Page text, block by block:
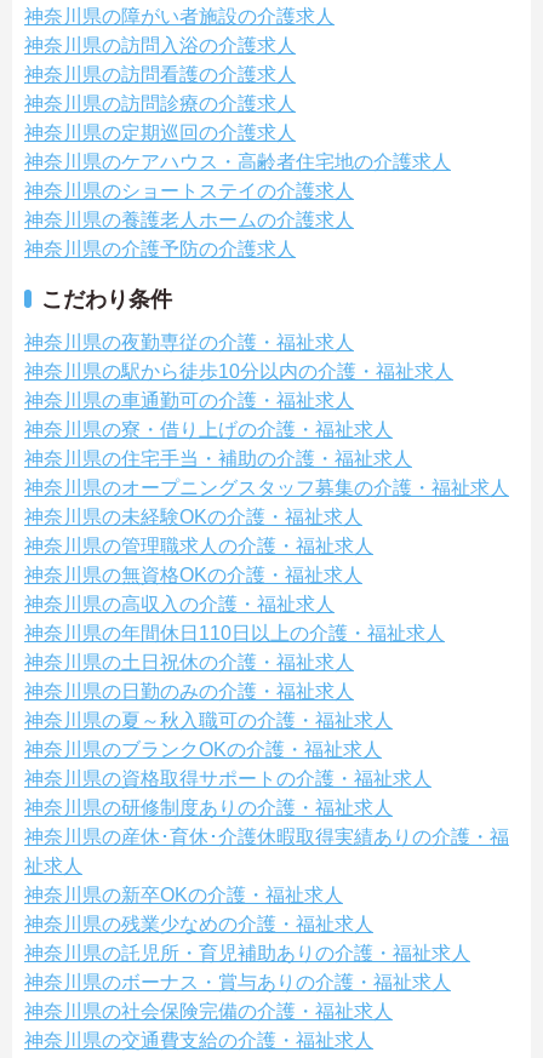
神奈川県の障がい者施設の介護求人
神奈川県の訪問入浴の介護求人
神奈川県の訪問看護の介護求人
神奈川県の訪問診療の介護求人
神奈川県の定期巡回の介護求人
神奈川県のケアハウス・高齢者住宅地の介護求人
神奈川県のショートステイの介護求人
神奈川県の養護老人ホームの介護求人
神奈川県の介護予防の介護求人
こだわり条件
神奈川県の夜勤専従の介護・福祉求人
神奈川県の駅から徒歩10分以内の介護・福祉求人
神奈川県の車通勤可の介護・福祉求人
神奈川県の寮・借り上げの介護・福祉求人
神奈川県の住宅手当・補助の介護・福祉求人
神奈川県のオープニングスタッフ募集の介護・福祉求人
神奈川県の未経験OKの介護・福祉求人
神奈川県の管理職求人の介護・福祉求人
神奈川県の無資格OKの介護・福祉求人
神奈川県の高収入の介護・福祉求人
神奈川県の年間休日110日以上の介護・福祉求人
神奈川県の土日祝休の介護・福祉求人
神奈川県の日勤のみの介護・福祉求人
神奈川県の夏～秋入職可の介護・福祉求人
神奈川県のブランクOKの介護・福祉求人
神奈川県の資格取得サポートの介護・福祉求人
神奈川県の研修制度ありの介護・福祉求人
神奈川県の産休･育休･介護休暇取得実績ありの介護・福
祉求人
神奈川県の新卒OKの介護・福祉求人
神奈川県の残業少なめの介護・福祉求人
神奈川県の託児所・育児補助ありの介護・福祉求人
神奈川県のボーナス・賞与ありの介護・福祉求人
神奈川県の社会保険完備の介護・福祉求人
神奈川県の交通費支給の介護・福祉求人